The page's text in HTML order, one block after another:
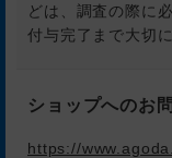
どは、調査の際に
付与完了まで大切
ショップへのお
https://